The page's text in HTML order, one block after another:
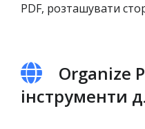
PDF, розташувати
Organize
інструменти